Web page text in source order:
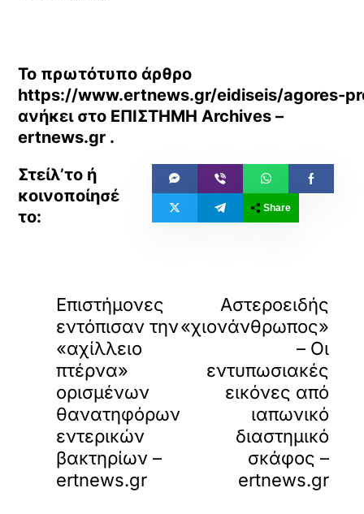
Το πρωτότυπο άρθρο
https://www.ertnews.gr/eidiseis/agores-
ανήκει στο ΕΠΙΣΤΗΜΗ Archives –
ertnews.gr .
Share
Επιστήμονες
εντόπισαν την
«αχίλλειο
πτέρνα»
ορισμένων
θανατηφόρων
εντερικών
βακτηρίων –
ertnews.gr
Αστεροειδής
«χιονάνθρωπος»
– Οι
εντυπωσιακές
εικόνες από
ιαπωνικό
διαστημικό
σκάφος –
ertnews.gr